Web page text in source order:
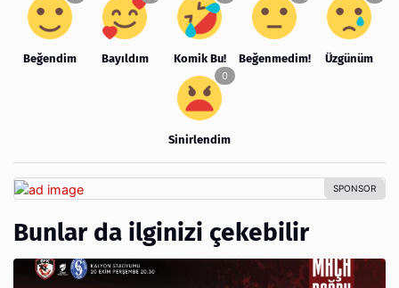
Beğendim Bayıldım Komik Bu! Beğenmedim! Üzgünüm
Sinirlendim
Bunlar da ilginizi çekebilir